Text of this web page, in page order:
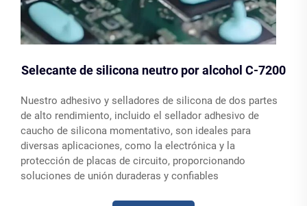
Selecante de silicona neutro por alcohol C-7200
Nuestro adhesivo y selladores de silicona de dos partes
de alto rendimiento, incluido el sellador adhesivo de
caucho de silicona momentativo, son ideales para
diversas aplicaciones, como la electrónica y la
protección de placas de circuito, proporcionando
soluciones de unión duraderas y confiables